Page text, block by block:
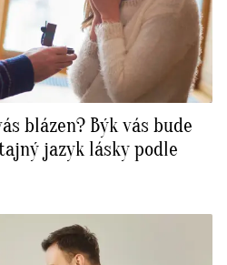
blázen? Býk vás bude
jazyk lásky podle